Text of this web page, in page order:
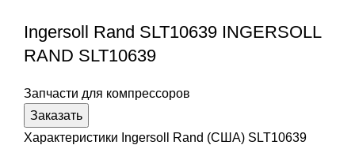
Ingersoll Rand SLT10639 INGERSOLL
RAND SLT10639
Запчасти для компрессоров
Заказать
Характеристики Ingersoll Rand (США) SLT10639